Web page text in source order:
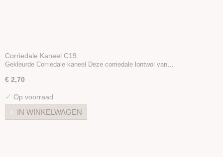
Corriedale Kaneel C19
Gekleurde Corriedale kaneel Deze corriedale lontwol van…
€ 2,70
✓ Op voorraad
IN WINKELWAGEN